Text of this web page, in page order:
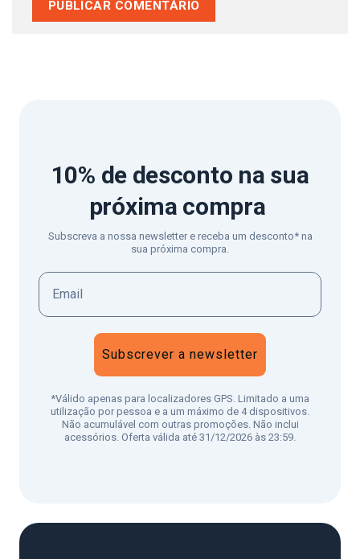
10% de desconto na sua
próxima compra
Subscreva a nossa newsletter e receba um desconto* na
sua próxima compra.
Subscrever a newsletter
*Válido apenas para localizadores GPS. Limitado a uma
utilização por pessoa e a um máximo de 4 dispositivos.
Não acumulável com outras promoções. Não inclui
acessórios. Oferta válida até 31/12/2026 às 23:59.